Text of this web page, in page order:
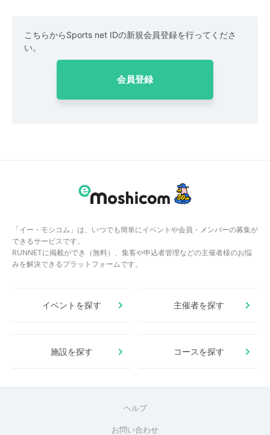
こちらからSports net IDの新規会員登録を行ってくださ
い。
会員登録
「イー・モシコム」は、いつでも簡単にイベントや会員・メンバーの募集が
できるサービスです。
RUNNETに掲載ができ（無料）、集客や申込者管理などの主催者様のお悩
みを解決できるプラットフォームです。
イベントを探す 主催者を探す
施設を探す コースを探す
ヘルプ
お問い合わせ